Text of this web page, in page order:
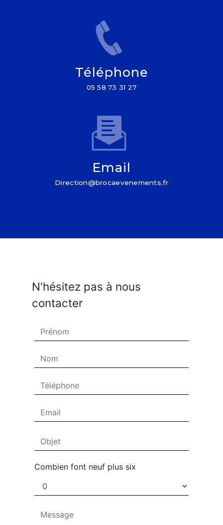
Téléphone
05 58 73 31 27
Email
direction@brocaevenements.fr
N'hésitez pas à nous
contacter
Combien font neuf plus six